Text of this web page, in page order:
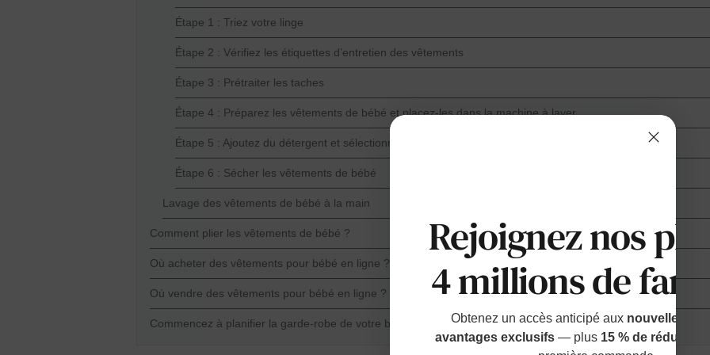
Étape 1 : Triez votre linge
Étape 2 : Vérifiez les étiquettes d’entretien des vêtements
Étape 3 : Prétraiter les taches
Étape 4 : Préparez les vêtements de bébé et placez-les dans la machine à laver
Étape 5 : Ajoutez du détergent et sélectionnez un cycle
Étape 6 : Sécher les vêtements de bébé
Lavage des vêtements de bébé à la main
Comment plier les vêtements de bébé ?
Où acheter des vêtements pour bébé en ligne ?
Où vendre des vêtements pour bébé en ligne ?
Commencez à planifier la garde-robe de votre bébé !
Rejoignez nos
4 millions de
Obtenez un accès anticipé aux nouvelles
avantages exclusifs— plus 15 % de réduction